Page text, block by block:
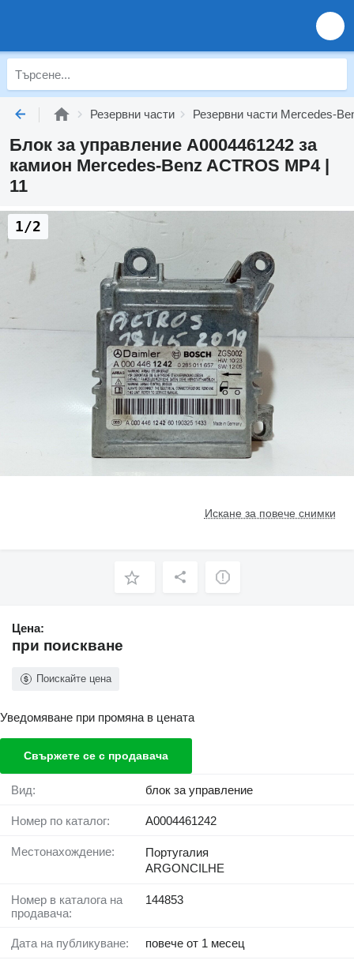
Резервни части Резервни части Mercedes-
Блок за управление A0004461242 за
камион Mercedes-Benz ACTROS MP4 |
11
Искане за повече снимки
1/2
Цена:
при поискване
Поискайте цена
Уведомяване при промяна в цената
Свържете се с продавача
Вид: блок за управление
Номер по каталог: A0004461242
Местонахождение:
Португалия
ARGONCILHE
Номер в каталога на
продавача:
144853
Дата на публикуване: повече от 1 месец